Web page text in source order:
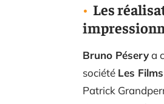
Les
Bruno Péserya
société Les
Patrick